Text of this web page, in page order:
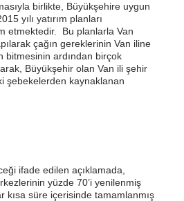
birlikte, Büyükşehire uygun
yılı yatırım planları
etmektedir. Bu planlarla Van
çağın gereklerinin Van iline
bitmesinin ardından birçok
Büyükşehir olan Van ili şehir
şebekelerden kaynaklanan
ifade edilen açıklamada,
yüzde 70’i yenilenmiş
kısa süre içerisinde tamamlanmış